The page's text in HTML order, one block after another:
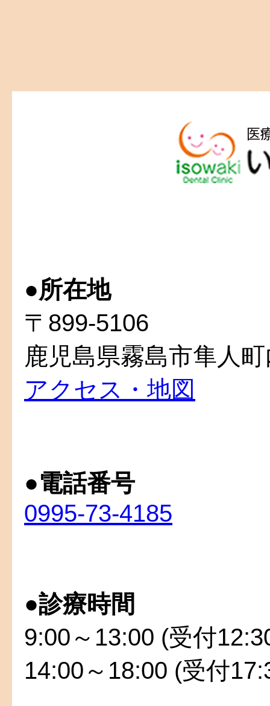
●所在地
〒899-5106
鹿児島県霧島市隼人
アクセス・地図
●電話番号
0995-73-4185
●診療時間
9:00～13:00 (受付
14:00～18:00 (受付